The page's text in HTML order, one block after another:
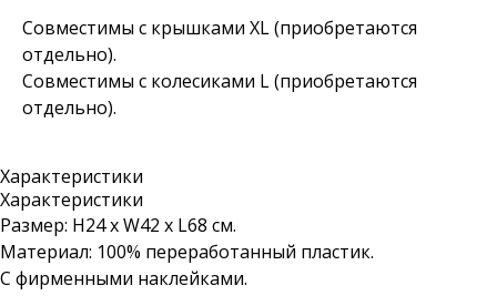
Совместимы с крышками XL (приобретаются
отдельно).
Совместимы с колесиками L (приобретаются
отдельно).
Характеристики
Характеристики
Размер: Н24 х W42 х L68 см.
Материал: 100% переработанный пластик.
С фирменными наклейками.